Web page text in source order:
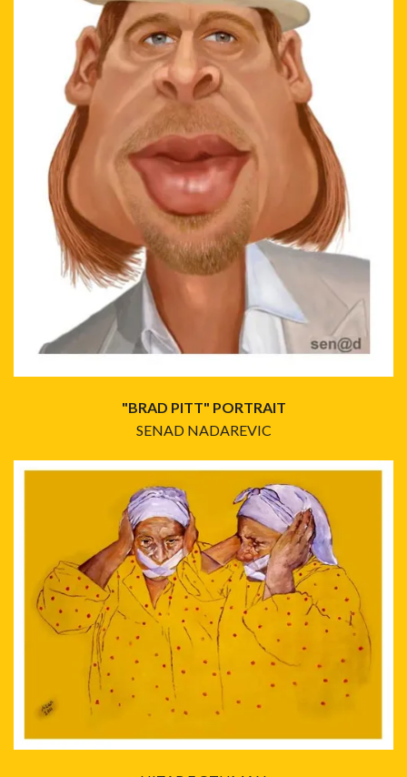
"BRAD PITT" PORTRAIT
SENAD NADAREVIC